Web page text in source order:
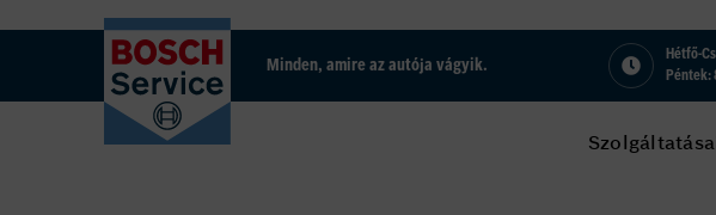
Minden, amire az autója vágyik.
Hétfő-
Péntek: